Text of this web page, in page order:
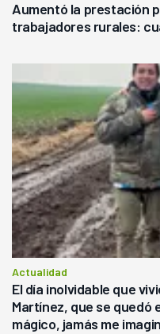
Aumentó la prestación
trabajadores rurales:
Actualidad
El día inolvidable que
Martínez, que se quedó
mágico, jamás me